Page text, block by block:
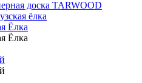
доска TARWOOD
ёлка
Ёлка
Ёлка